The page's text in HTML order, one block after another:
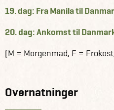
19. dag: Fra Manila til
20. dag: Ankomst til
(M = Morgenmad, F =
Overnatninger